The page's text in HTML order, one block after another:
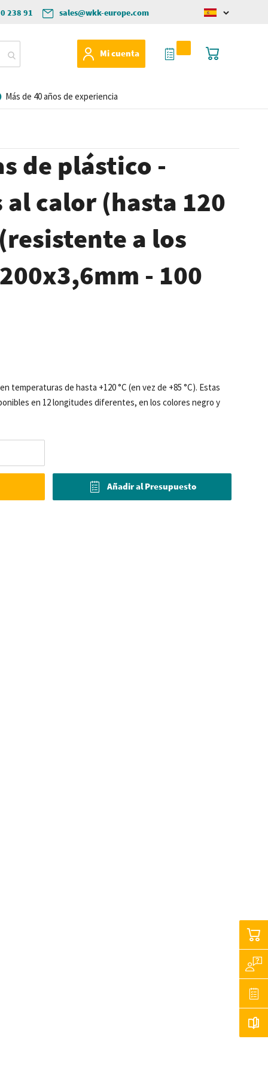
sales@wkk-europe.com
238 91
Change
Mi cuenta
Mi cesta
Mi Cotización
Más de 40 años de experiencia
de plástico -
al calor (hasta 120
a los
- 100
temperaturas de hasta +120 °C (en vez de +85 °C). Estas
en 12 longitudes diferentes, en los colores negro y
Añadir al Presupuesto